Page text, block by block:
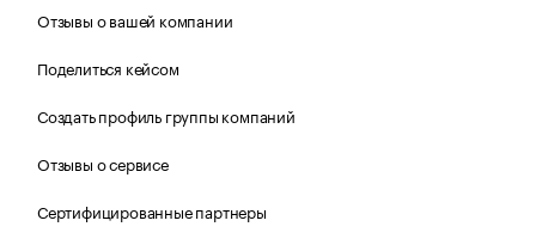
Отзывы о вашей компании
Поделиться кейсом
Создать профиль группы компаний
Отзывы о сервисе
Сертифицированные партнеры